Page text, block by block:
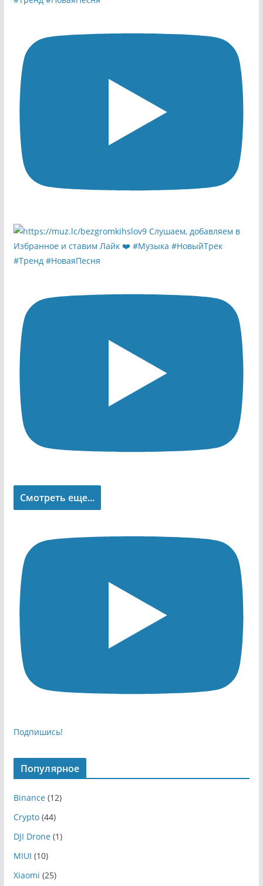
Смотреть еще...
Подпишись!
Популярное
Binance(12)
Crypto(44)
DJI Drone(1)
MIUI (10)
Xiaomi (25)